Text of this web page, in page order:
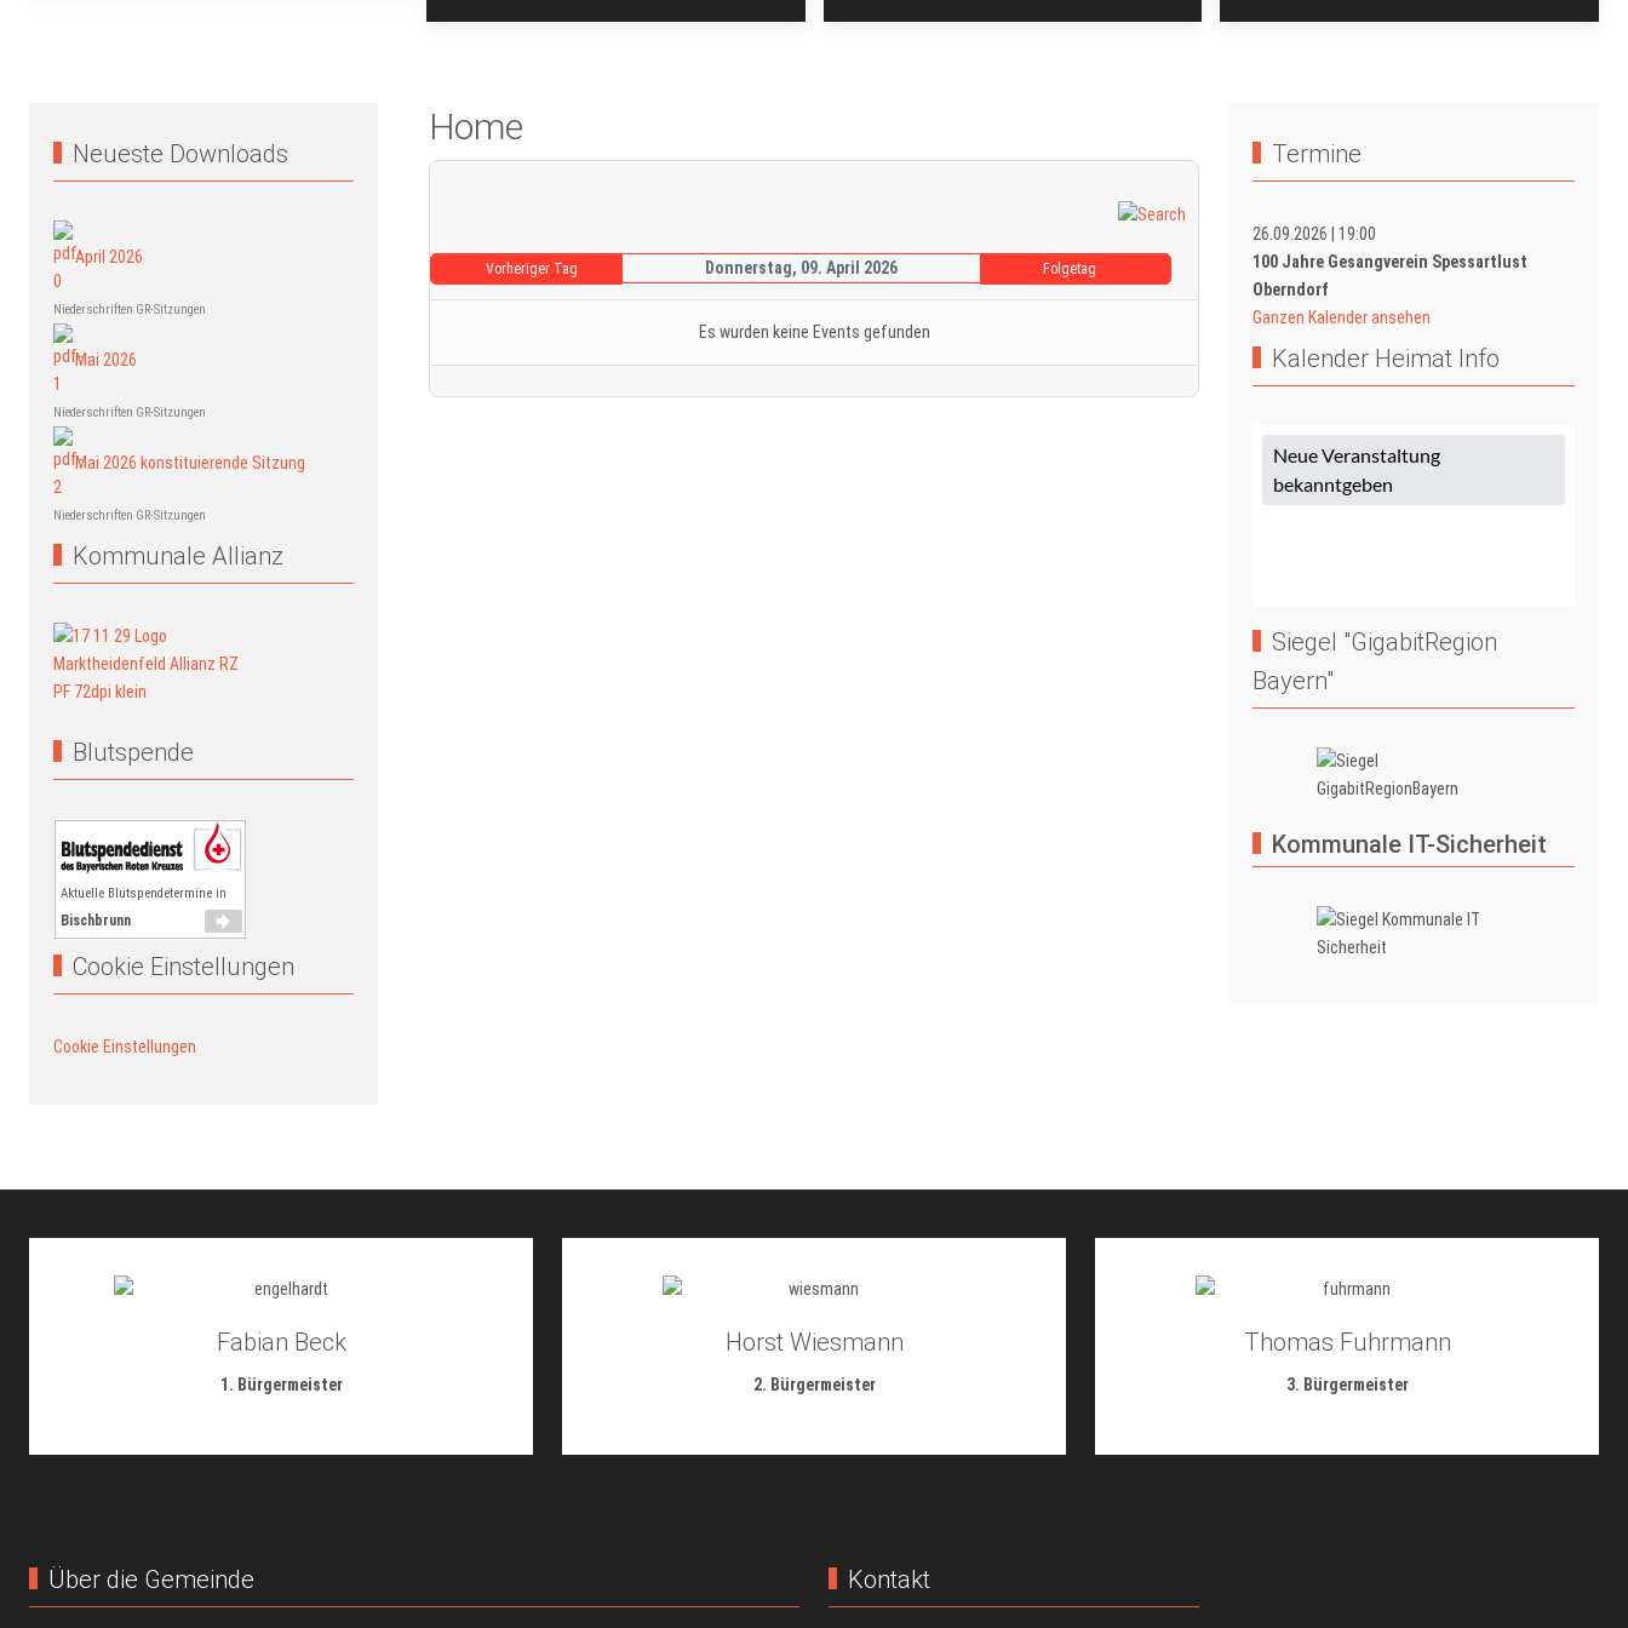
Neueste Downloads
April 2026
Niederschriften GR-Sitzungen
Mai 2026
Niederschriften GR-Sitzungen
Mai 2026 konstituierende Sitzung
Niederschriften GR-Sitzungen
Kommunale Allianz
Blutspende
Aktuelle Blutspendetermine in
Bischbrunn
Cookie Einstellungen
Cookie Einstellungen
Home
Vorheriger Tag Donnerstag, 09. April 2026 Folgetag
Es wurden keine Events gefunden
Termine
26.09.2026
19:00
100 Jahre Gesangverein Spessartlust
Oberndorf
Ganzen Kalender ansehen
Kalender Heimat Info
Siegel "GigabitRegion
Bayern"
Kommunale IT-Sicherheit
Fabian Beck
1. Bürgermeister
Horst Wiesmann
2. Bürgermeister
Thomas Fuhrmann
3. Bürgermeister
Über die Gemeinde Kontakt